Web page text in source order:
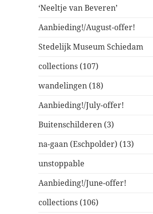
‘Neeltje van Beveren’
Aanbieding!/August-offer!
Stedelijk Museum Schiedam
collections (107)
wandelingen (18)
Aanbieding!/July-offer!
Buitenschilderen (3)
na-gaan (Eschpolder) (13)
unstoppable
Aanbieding!/June-offer!
collections (106)